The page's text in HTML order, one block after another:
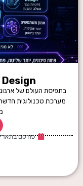
Design
בתפיסת העולם של
מערכת טכנולוגית חדשה
פורסם